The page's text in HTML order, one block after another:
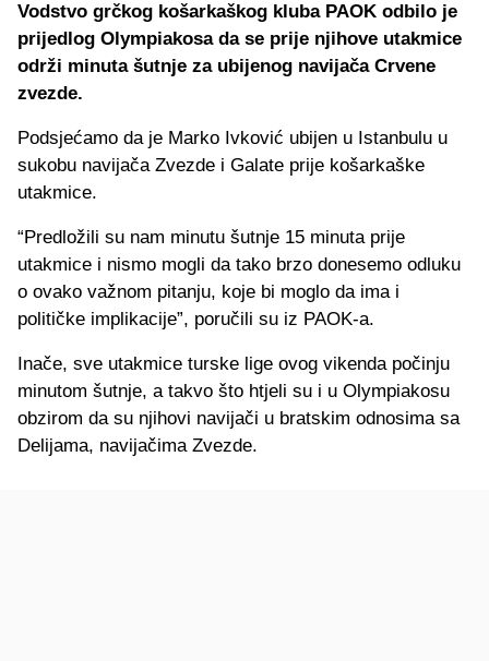
Vodstvo grčkog košarkaškog kluba PAOK odbilo je
prijedlog Olympiakosa da se prije njihove utakmice
održi minuta šutnje za ubijenog navijača Crvene
zvezde.
Podsjećamo da je Marko Ivković ubijen u Istanbulu u
sukobu navijača Zvezde i Galate prije košarkaške
utakmice.
“Predložili su nam minutu šutnje 15 minuta prije
utakmice i nismo mogli da tako brzo donesemo odluku
o ovako važnom pitanju, koje bi moglo da ima i
političke implikacije”, poručili su iz PAOK-a.
Inače, sve utakmice turske lige ovog vikenda počinju
minutom šutnje, a takvo što htjeli su i u Olympiakosu
obzirom da su njihovi navijači u bratskim odnosima sa
Delijama, navijačima Zvezde.